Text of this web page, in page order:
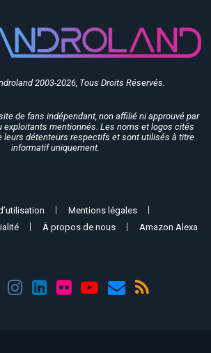
2003-2026, Tous Droits Réservés.
de fans indépendant, non affilié ni approuvé par
exploitants mentionnés. Les noms et logos cités
leurs détenteurs respectifs et sont utilisés à titre
informatif uniquement.
Mentions légales
À propos de nous Amazon Alexa